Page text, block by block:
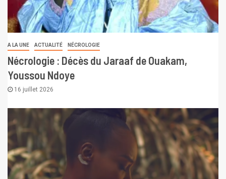
A LA UNE ACTUALITÉ NÉCROLOGIE
Nécrologie : Décès du Jaraaf de Ouakam,
Youssou Ndoye
16 juillet 2026